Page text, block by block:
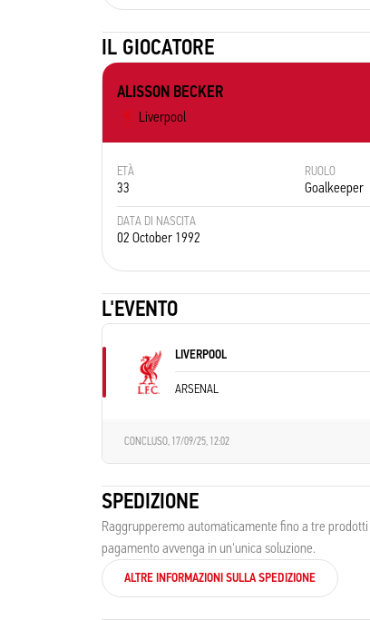
IL GIOCATORE
ALISSON BECKER
Liverpool
ETÀ
33
RUOLO
Goalkeeper
DATA DI NASCITA
02 October 1992
L'EVENTO
LIVERPOOL
ARSENAL
CONCLUSO, 17/09/25, 12:02
SPEDIZIONE
Raggrupperemo automaticamente fino a tre
pagamento avvenga in un'unica soluzione.
ALTRE INFORMAZIONI SULLA SPEDIZIONE